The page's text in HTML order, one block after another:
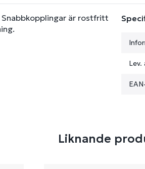
är rostfritt
Lev.
Liknande